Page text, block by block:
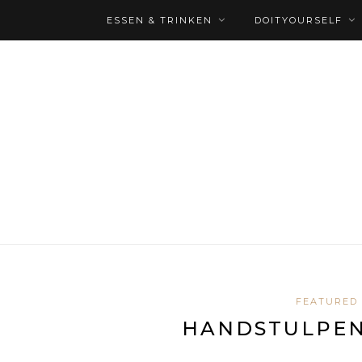
ESSEN & TRINKEN DOITYOURSELF
FEATURED